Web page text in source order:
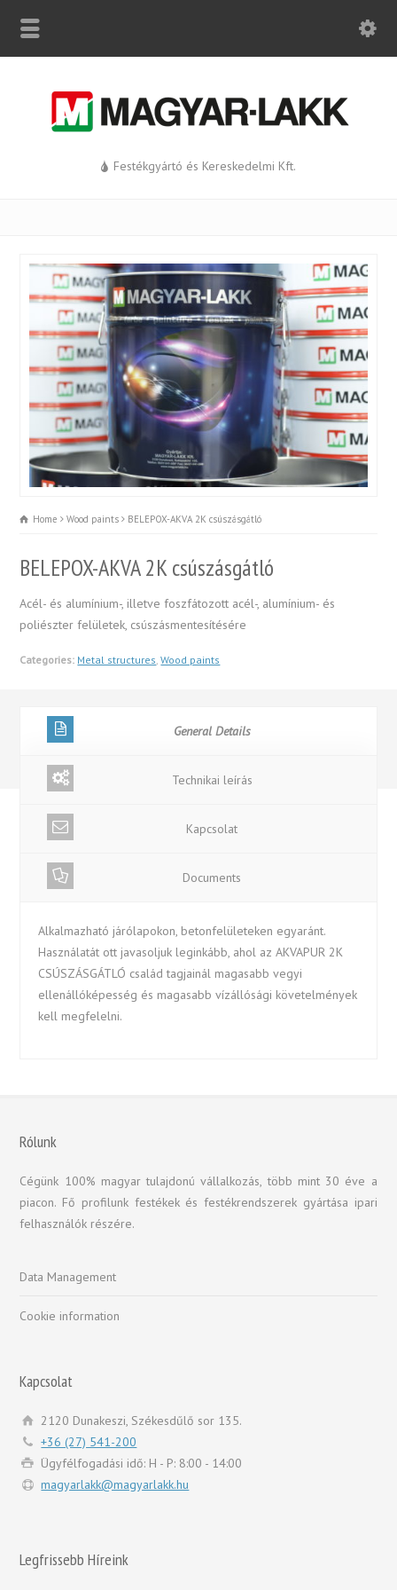
Festékgyártó és Kereskedelmi Kft.
Home Wood paints BELEPOX-AKVA 2K csúszásgátló
BELEPOX-AKVA 2K csúszásgátló
Acél- és alumínium-, illetve foszfátozott acél-, alumínium- és
poliészter felületek, csúszásmentesítésére
Categories: Metal structures,Wood paints
General Details
Technikai leírás
Kapcsolat
Documents
Alkalmazható járólapokon, betonfelületeken egyaránt.
Használatát ott javasoljuk leginkább, ahol az AKVAPUR 2K
CSÚSZÁSGÁTLÓ család tagjainál magasabb vegyi
ellenállóképesség és magasabb vízállósági követelmények
kell megfelelni.
Rólunk
Cégünk 100% magyar tulajdonú vállalkozás, több mint 30 éve a
piacon. Fő profilunk festékek és festékrendszerek gyártása ipari
felhasználók részére.
Data Management
Cookie information
Kapcsolat
2120 Dunakeszi, Székesdűlő sor 135.
+36 (27) 541-200
Ügyfélfogadási idő: H - P: 8:00 - 14:00
magyarlakk@magyarlakk.hu
Legfrissebb Híreink